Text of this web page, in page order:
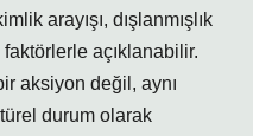
arayışı, dışlanmışlık
açıklanabilir.
aksiyon değil, aynı
durum olarak